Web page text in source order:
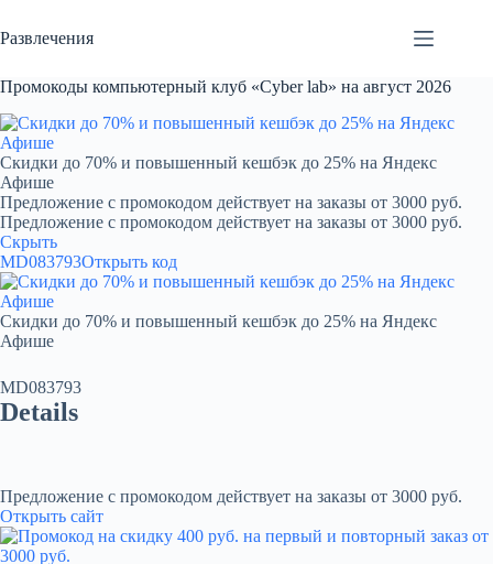
к
сути
Развлечения
Промокоды компьютерный клуб «Cyber lab» на август 2026
Скидки до 70% и повышенный кешбэк до 25% на Яндекс
Афише
Предложение с промокодом действует на заказы от 3000 руб.
Предложение с промокодом действует на заказы от 3000 руб.
Скрыть
MD083793Открыть код
Скидки до 70% и повышенный кешбэк до 25% на Яндекс
Афише
MD083793
Details
Предложение с промокодом действует на заказы от 3000 руб.
Открыть сайт